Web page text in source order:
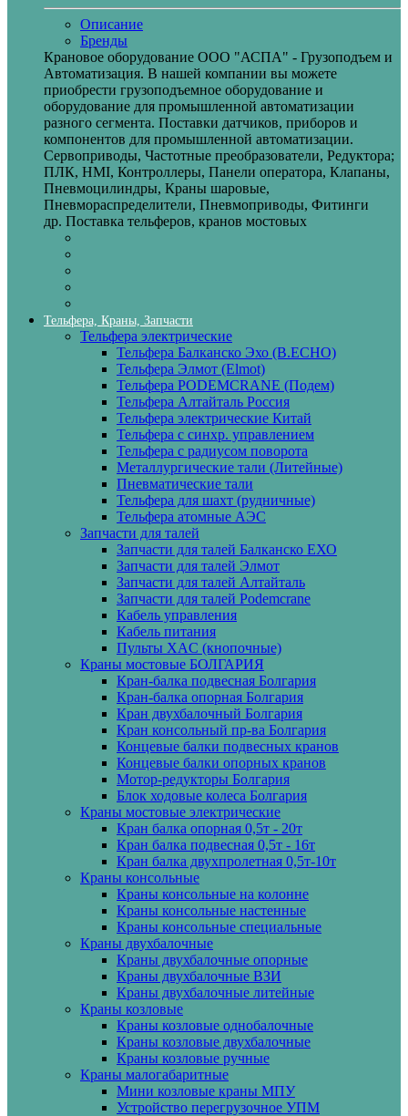
Описание
Бренды
Крановое оборудование ООО "АСПА" - Грузоподъем и
Автоматизация. В нашей компании вы можете
приобрести грузоподъемное оборудование и
оборудование для промышленной автоматизации
разного сегмента. Поставки датчиков, приборов и
компонентов для промышленной автоматизации.
Сервоприводы, Частотные преобразователи, Редуктора;
ПЛК, HMI, Контроллеры, Панели оператора, Клапаны,
Пневмоцилиндры, Краны шаровые,
Пневмораспределители, Пневмоприводы, Фитинги
др. Поставка тельферов, кранов мостовых
Тельфера, Краны, Запчасти
Тельфера электрические
Тельфера Балканско Эхо (B.ECHO)
Тельфера Элмот (Elmot)
Тельфера PODEMCRANE (Подем)
Тельфера Алтайталь Россия
Тельфера электрические Китай
Тельфера с синхр. управлением
Тельфера с радиусом поворота
Металлургические тали (Литейные)
Пневматические тали
Тельфера для шахт (рудничные)
Тельфера атомные АЭС
Запчасти для талей
Запчасти для талей Балканско ЕХО
Запчасти для талей Элмот
Запчасти для талей Алтайталь
Запчасти для талей Podemcrane
Кабель управления
Кабель питания
Пульты XAC (кнопочные)
Краны мостовые БОЛГАРИЯ
Кран-балка подвесная Болгария
Кран-балка опорная Болгария
Кран двухбалочный Болгария
Кран консольный пр-ва Болгария
Концевые балки подвесных кранов
Концевые балки опорных кранов
Мотор-редукторы Болгария
Блок ходовые колеса Болгария
Краны мостовые электрические
Кран балка опорная 0,5т - 20т
Кран балка подвесная 0,5т - 16т
Кран балка двухпролетная 0,5т-10т
Краны консольные
Краны консольные на колонне
Краны консольные настенные
Краны консольные специальные
Краны двухбалочные
Краны двухбалочные опорные
Краны двухбалочные ВЗИ
Краны двухбалочные литейные
Краны козловые
Краны козловые однобалочные
Краны козловые двухбалочные
Краны козловые ручные
Краны малогабаритные
Мини козловые краны МПУ
Устройство перегрузочное УПМ